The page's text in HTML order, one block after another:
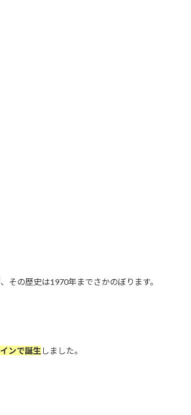
その歴史は1970年までさかのぼります。
ンで誕生 しました。